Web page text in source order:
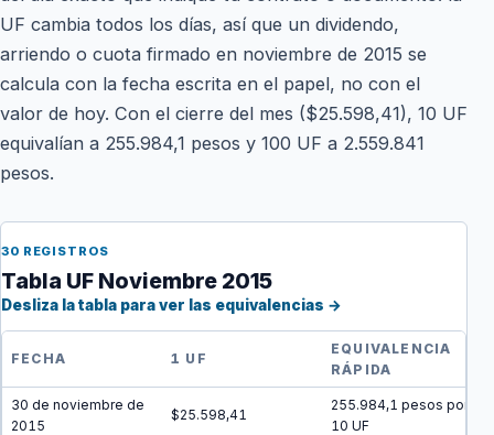
UF cambia todos los días, así que un dividendo,
arriendo o cuota firmado en noviembre de 2015 se
calcula con la fecha escrita en el papel, no con el
valor de hoy. Con el cierre del mes ($25.598,41), 10 UF
equivalían a 255.984,1 pesos y 100 UF a 2.559.841
pesos.
30 REGISTROS
Tabla UF Noviembre 2015
Desliza la tabla para ver las equivalencias →
FECHA 1 UF
EQUIVALENCIA
RÁPIDA
30 de noviembre de
2015
$25.598,41
255.984,1 pesos por
10 UF